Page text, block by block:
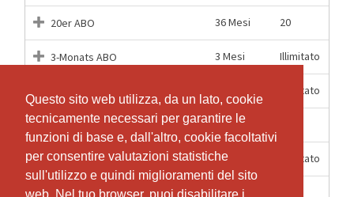
Questo sito web utilizza, da un lato, cookie
tecnicamente necessari per garantire le
funzioni di base e, dall'altro, cookie facoltativi
per consentire valutazioni statistiche
sull'utilizzo e quindi miglioramenti del sito
Questo sito web utilizza, da un lato, cookie
tecnicamente necessari per garantire le
funzioni di base e, dall'altro, cookie facoltativi
per consentire valutazioni statistiche
sull'utilizzo e quindi miglioramenti del sito
20er ABO 36 Mesi 20
3-Monats ABO 3 Mesi Illimitato
6-Monats ABO Illimitato
Einzel-Lektion 1 Lezioni
JAHRES ABO 12 Mesi Illimitato
4